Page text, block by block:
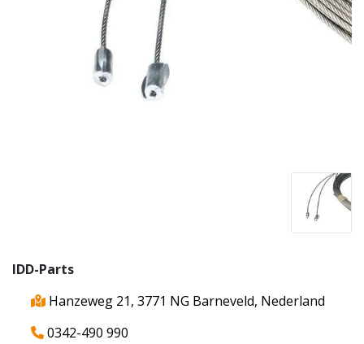
IDD-Parts
Hanzeweg 21, 3771 NG Barneveld, Nederland
0342-490 990